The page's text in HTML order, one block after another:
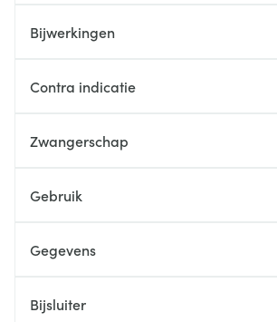
Bijwerkingen
Contra indicatie
Zwangerschap
Gebruik
Gegevens
Bijsluiter